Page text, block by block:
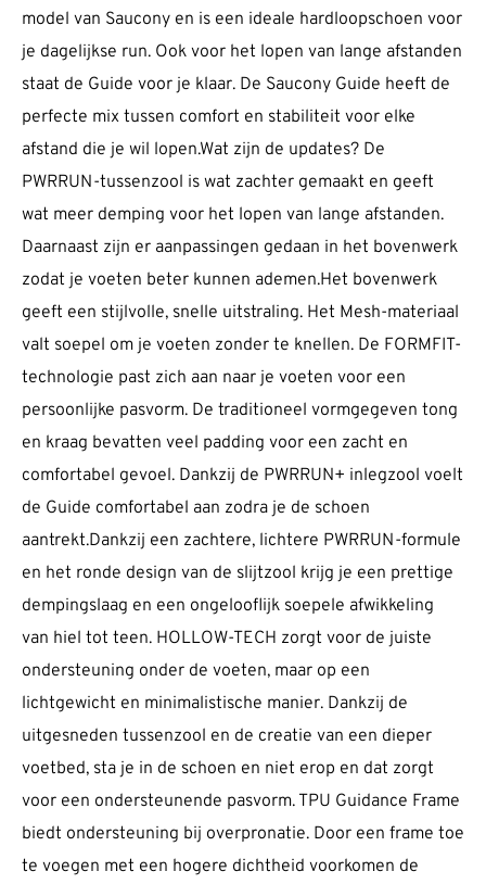
model van Saucony en is een ideale hardloopschoen voor
je dagelijkse run. Ook voor het lopen van lange afstanden
staat de Guide voor je klaar. De Saucony Guide heeft de
perfecte mix tussen comfort en stabiliteit voor elke
afstand die je wil lopen.Wat zijn de updates? De
PWRRUN-tussenzool is wat zachter gemaakt en geeft
wat meer demping voor het lopen van lange afstanden.
Daarnaast zijn er aanpassingen gedaan in het bovenwerk
zodat je voeten beter kunnen ademen.Het bovenwerk
geeft een stijlvolle, snelle uitstraling. Het Mesh-materiaal
valt soepel om je voeten zonder te knellen. De FORMFIT-
technologie past zich aan naar je voeten voor een
persoonlijke pasvorm. De traditioneel vormgegeven tong
en kraag bevatten veel padding voor een zacht en
comfortabel gevoel. Dankzij de PWRRUN+ inlegzool voelt
de Guide comfortabel aan zodra je de schoen
aantrekt.Dankzij een zachtere, lichtere PWRRUN-formule
en het ronde design van de slijtzool krijg je een prettige
dempingslaag en een ongelooflijk soepele afwikkeling
van hiel tot teen. HOLLOW-TECH zorgt voor de juiste
ondersteuning onder de voeten, maar op een
lichtgewicht en minimalistische manier. Dankzij de
uitgesneden tussenzool en de creatie van een dieper
voetbed, sta je in de schoen en niet erop en dat zorgt
voor een ondersteunende pasvorm. TPU Guidance Frame
biedt ondersteuning bij overpronatie. Door een frame toe
te voegen met een hogere dichtheid voorkomen de